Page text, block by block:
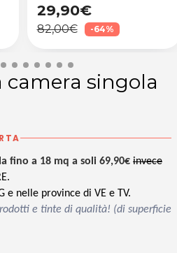
29,90€
82,00€ -64%
singola
fino a 18 mq a soli 69,90€ invece
e nelle province di VE e TV.
e tinte di qualità! (di superficie